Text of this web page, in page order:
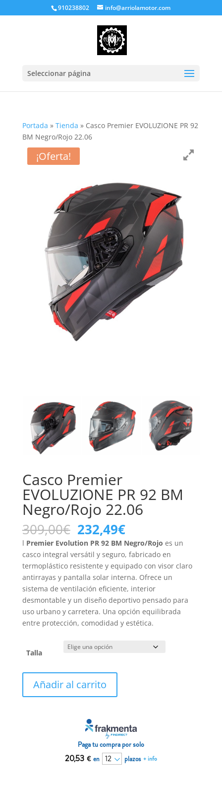
910238802 info@arriolamotor.com
Seleccionar página
Portada » Tienda » Casco Premier EVOLUZIONE PR 92
BM Negro/Rojo 22.06
¡Oferta!
Casco Premier
EVOLUZIONE PR 92 BM
Negro/Rojo 22.06
309,00€ El
precio
original
era:
309,00€.
232,49€El
precio
actual
es:
232,49€.
l Premier Evolution PR 92 BM Negro/Rojo es un
casco integral versátil y seguro, fabricado en
termoplástico resistente y equipado con visor claro
antirrayas y pantalla solar interna. Ofrece un
sistema de ventilación eficiente, interior
desmontable y un diseño deportivo pensado para
uso urbano y carretera. Una opción equilibrada
entre protección, comodidad y estética.
Talla
Premier
EVOLUZIONE
Añadir al carrito
Paga tu compra por solo
20,53 € en plazos + info